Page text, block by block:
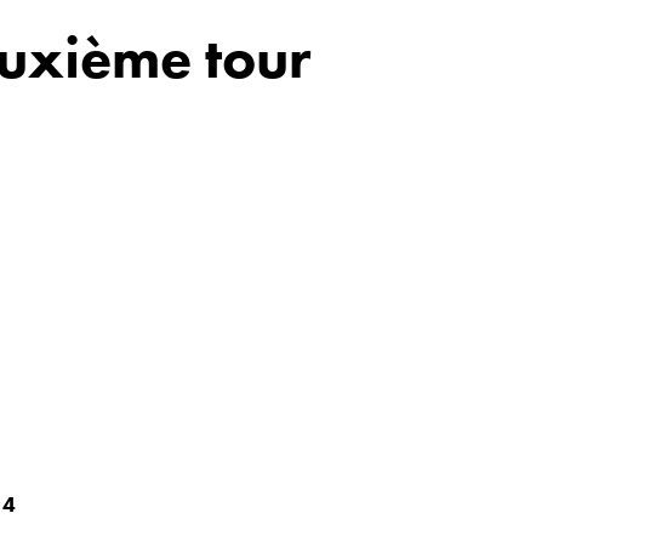
tour